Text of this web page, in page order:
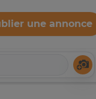
une annonce